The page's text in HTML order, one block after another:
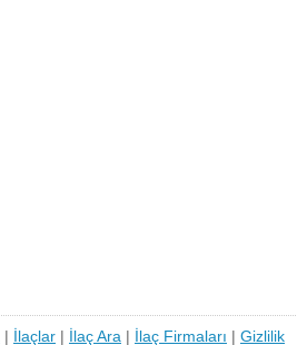
| İlaçlar | İlaç Ara | İlaç Firmaları | Gizlilik